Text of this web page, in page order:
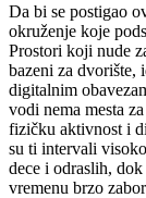
Da bi se postigao
okruženje koje
Prostori koji nude
bazeni za dvorište,
digitalnim
vodi nema mesta
fizičku aktivnost i
su ti intervali
dece i odraslih,
vremenu brzo